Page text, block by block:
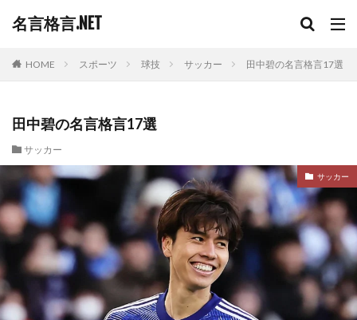
名言格言.NET
HOME スポーツ 球技 サッカー 田中碧の名言格言17選
田中碧の名言格言17選
サッカー
サッカー